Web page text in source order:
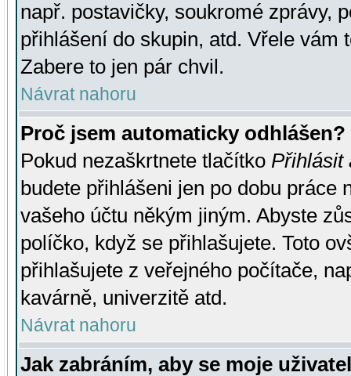
např. postavičky, soukromé zprávy,
přihlášení do skupin, atd. Vřele vám
Zabere to jen pár chvil.
Návrat nahoru
Proč jsem automaticky odhlášen?
Pokud nezaškrtnete tlačítko Přihlásit
budete přihlášeni jen po dobu práce
vašeho účtu někým jiným. Abyste
políčko, když se přihlašujete. Toto
přihlašujete z veřejného počítače,
kavárně, univerzitě atd.
Návrat nahoru
Jak zabráním, aby se moje